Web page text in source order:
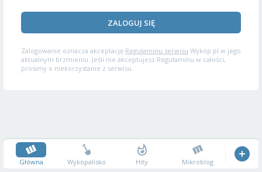
ZALOGUJ SIĘ
Zalogowanie oznacza akceptację Regulaminu serwisu Wykop.pl w jego
aktualnym brzmieniu. Jeśli nie akceptujesz Regulaminu w całości,
prosimy o niekorzystanie z serwisu.
Główna Wykopalisko Hity Mikroblog